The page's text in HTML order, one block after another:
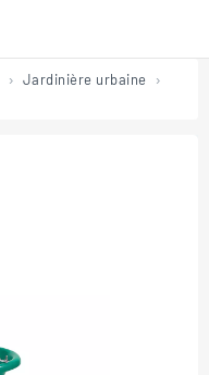
Jardinière urbaine